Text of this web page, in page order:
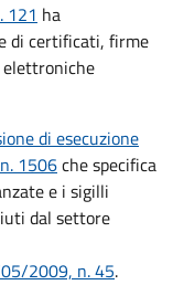
121 ha
di certificati, firme
di esecuzione
1506che specifica
e i sigilli
dal settore
2009, n. 45.